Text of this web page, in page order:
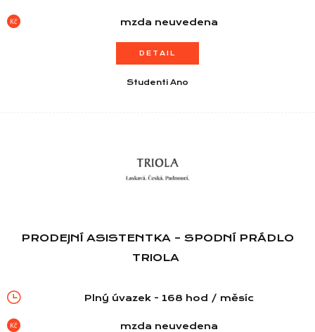
mzda neuvedena
DETAIL
Studenti Ano
PRODEJNÍ ASISTENTKA – SPODNÍ PRÁDLO
TRIOLA
Plný úvazek - 168 hod / měsíc
mzda neuvedena